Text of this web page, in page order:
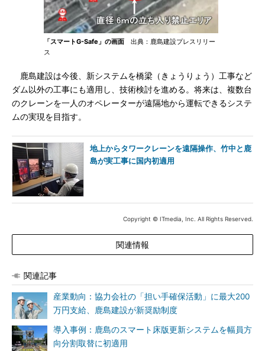
「スマートG-Safe」の画面 出典：鹿島建設プレスリリー
ス
鹿島建設は今後、新システムを橋梁（きょうりょう）工事など
ダム以外の工事にも適用し、技術検討を進める。将来は、複数台
のクレーンを一人のオペレーターが遠隔地から運転できるシステ
ムの実現を目指す。
地上からタワークレーンを遠隔操作、竹中と鹿
島が実工事に国内初適用
Copyright © ITmedia, Inc. All Rights Reserved.
関連情報
関連記事
産業動向：協力会社の「担い手確保活動」に最大200
万円支給、鹿島建設が新奨励制度
導入事例：鹿島のスマート床版更新システムを幅員方
向分割取替に初適用